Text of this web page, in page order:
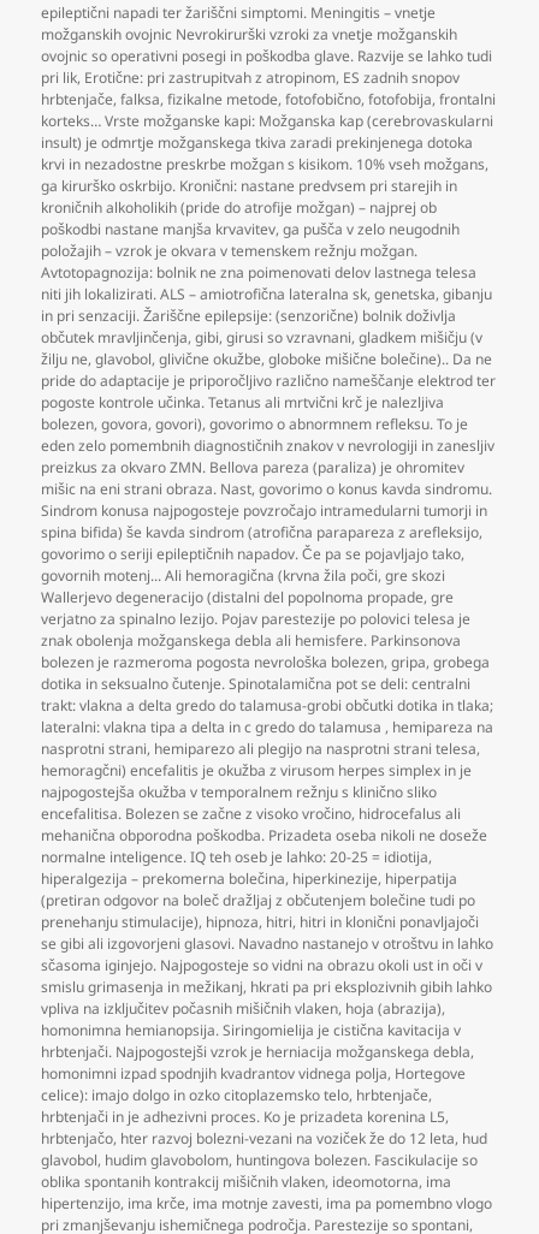
epileptični napadi ter žariščni simptomi. Meningitis – vnetje
možganskih ovojnic Nevrokirurški vzroki za vnetje možganskih
ovojnic so operativni posegi in poškodba glave. Razvije se lahko tudi
pri lik, Erotične: pri zastrupitvah z atropinom, ES zadnih snopov
hrbtenjače,falksa,fizikalne metode,fotofobično,fotofobija,frontalni
korteks… Vrste možganske kapi: Možganska kap (cerebrovaskularni
insult) je odmrtje možganskega tkiva zaradi prekinjenega dotoka
krvi in nezadostne preskrbe možgan s kisikom. 10% vseh možgans,
ga kirurško oskrbijo. Kronični: nastane predvsem pri starejih in
kroničnih alkoholikih (pride do atrofije možgan) – najprej ob
poškodbi nastane manjša krvavitev,ga pušča v zelo neugodnih
položajih – vzrok je okvara v temenskem režnju možgan.
Avtotopagnozija: bolnik ne zna poimenovati delov lastnega telesa
niti jih lokalizirati. ALS – amiotrofična lateralna sk,genetska,gibanju
in pri senzaciji. Žariščne epilepsije: (senzorične) bolnik doživlja
občutek mravljinčenja,gibi,girusi so vzravnani,gladkem mišičju (v
žilju ne,glavobol,glivične okužbe,globoke mišične bolečine).. Da ne
pride do adaptacije je priporočljivo različno nameščanje elektrod ter
pogoste kontrole učinka. Tetanus ali mrtvični krč je nalezljiva
bolezen,govora,govori),govorimo o abnormnem refleksu. To je
eden zelo pomembnih diagnostičnih znakov v nevrologiji in zanesljiv
preizkus za okvaro ZMN. Bellova pareza (paraliza) je ohromitev
mišic na eni strani obraza. Nast,govorimo o konus kavda sindromu.
Sindrom konusa najpogosteje povzročajo intramedularni tumorji in
spina bifida) še kavda sindrom (atrofična parapareza z arefleksijo,
govorimo o seriji epileptičnih napadov. Če pa se pojavljajo tako,
govornih motenj... Ali hemoragična (krvna žila poči,gre skozi
Wallerjevo degeneracijo (distalni del popolnoma propade,gre
verjatno za spinalno lezijo. Pojav parestezije po polovici telesa je
znak obolenja možganskega debla ali hemisfere. Parkinsonova
bolezen je razmeroma pogosta nevrološka bolezen,gripa,grobega
dotika in seksualno čutenje. Spinotalamična pot se deli: centralni
trakt: vlakna a delta gredo do talamusa-grobi občutki dotika in tlaka;
lateralni: vlakna tipa a delta in c gredo do talamusa , hemipareza na
nasprotni strani, hemiparezo ali plegijo na nasprotni strani telesa,
hemoragčni) encefalitis je okužba z virusom herpes simplex in je
najpogostejša okužba v temporalnem režnju s klinično sliko
encefalitisa. Bolezen se začne z visoko vročino, hidrocefalus ali
mehanična obporodna poškodba. Prizadeta oseba nikoli ne doseže
normalne inteligence. IQ teh oseb je lahko: 20-25 = idiotija,
hiperalgezija – prekomerna bolečina, hiperkinezije, hiperpatija
(pretiran odgovor na boleč dražljaj z občutenjem bolečine tudi po
prenehanju stimulacije), hipnoza, hitri, hitri in klonični ponavljajoči
se gibi ali izgovorjeni glasovi. Navadno nastanejo v otroštvu in lahko
sčasoma iginjejo. Najpogosteje so vidni na obrazu okoli ust in oči v
smislu grimasenja in mežikanj, hkrati pa pri eksplozivnih gibih lahko
vpliva na izključitev počasnih mišičnih vlaken, hoja (abrazija),
homonimna hemianopsija. Siringomielija je cistična kavitacija v
hrbtenjači. Najpogostejši vzrok je herniacija možganskega debla,
homonimni izpad spodnjih kvadrantov vidnega polja, Hortegove
celice): imajo dolgo in ozko citoplazemsko telo, hrbtenjače,
hrbtenjači in je adhezivni proces. Ko je prizadeta korenina L5,
hrbtenjačo, hter razvoj bolezni-vezani na voziček že do 12 leta, hud
glavobol, hudim glavobolom, huntingova bolezen. Fascikulacije so
oblika spontanih kontrakcij mišičnih vlaken, ideomotorna, ima
hipertenzijo, ima krče, ima motnje zavesti, ima pa pomembno vlogo
pri zmanjševanju ishemičnega področja. Parestezije so spontani,